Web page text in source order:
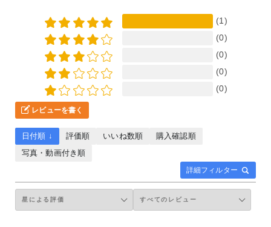
(1)
(0)
(0)
(0)
(0)
レビューを書く
詳細フィルター
日付順 ↓ 評価順 いいね数順
購入確認順
写真・動画付き順